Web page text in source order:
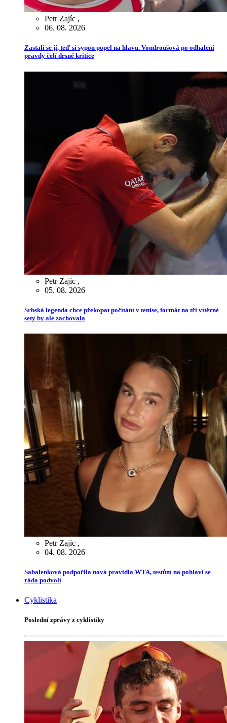
Petr Zajíc ,
06. 08. 2026
Zastali se jí, teď si sypou popel na hlavu. Vondroušová po odhalení
pravdy čelí drsné kritice
Petr Zajíc ,
05. 08. 2026
Srbská legenda chce překopat počítání v tenise, formát na tři vítězné
sety by ale zachovala
Petr Zajíc ,
04. 08. 2026
Sabalenková podpořila nová pravidla WTA, testům na pohlaví se
ráda podvolí
Cyklistika
Poslední zprávy z cyklistiky